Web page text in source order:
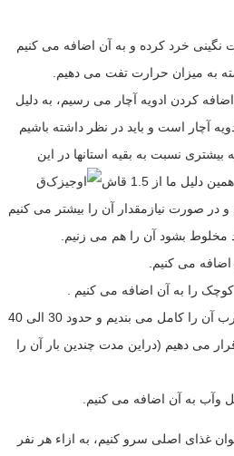
نگینی خرد کرده و به آن اضافه می کنیم
کردن ادویه آچار می رسیم، به دلیل
آچار است و باید در نظر داشته باشیم
بیشتری نسبت به بقیه استانها در این
ما از 1.5 قاش
ق
صورت نیازمقدار آن را بیشتر می کنیم
مخلوط بشود آن را هم می زنیم.
را به آن اضافه می کنیم .
زمانی که به جوش آمد درب آن را کامل می بندیم و حدود 30 الی 40
می دهیم (دراین مدت چندین بار آن را
به آن اضافه می کنیم.
غذای اصلی سرو کنیم، به ازاء هر نفر